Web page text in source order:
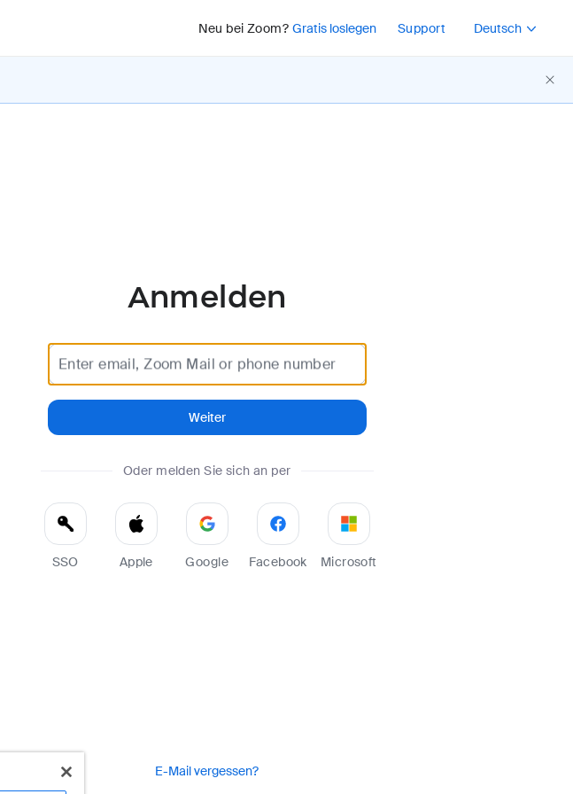
Neu bei Zoom? Gratis loslegen Support Deutsch
Anmelden
Enter email, Zoom Mail or phone number
Weiter
Oder melden Sie sich an per
SSO Apple Google Facebook Microsoft
E-Mail vergessen?